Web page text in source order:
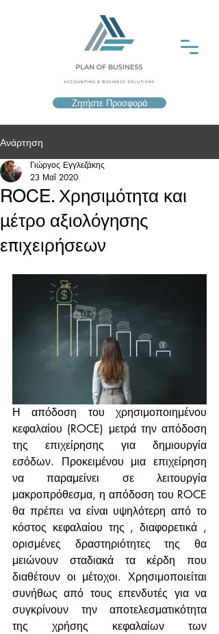
Ζητήστε Προσφορά
Ανάρτηση
ROCE. Χρησιμότητα και
μέτρο αξιολόγησης
επιχειρήσεων
Γιώργος Εγγλεζάκης
23 Μαΐ 2020
Η απόδοση του χρησιμοποιημένου
κεφαλαίου (ROCE) μετρά την απόδοση
της επιχείρησης για δημιουργία
εσόδων. Προκειμένου μια επιχείρηση
να παραμείνει σε λειτουργία
μακροπρόθεσμα, η απόδοση του ROCE
θα πρέπει να είναι υψηλότερη από το
κόστος κεφαλαίου της , διαφορετικά ,
ορισμένες δραστηριότητες της θα
μειώνουν σταδιακά τα κέρδη που
διαθέτουν οι μέτοχοι. Χρησιμοποιείται
συνήθως από τους επενδυτές για να
συγκρίνουν την αποτελεσματικότητα
της χρήσης κεφαλαίων των